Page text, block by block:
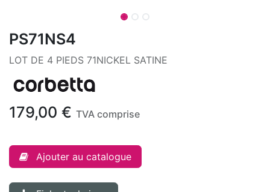
PS71NS4
LOT DE 4 PIEDS 71NICKEL SATINE
179,00 € TVA comprise
Ajouter au catalogue